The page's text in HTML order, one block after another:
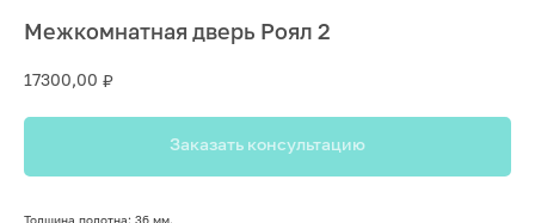
Межкомнатная дверь Роял 2
17300,00 ₽
Заказать консультацию
Толщина полотна: 36 мм.